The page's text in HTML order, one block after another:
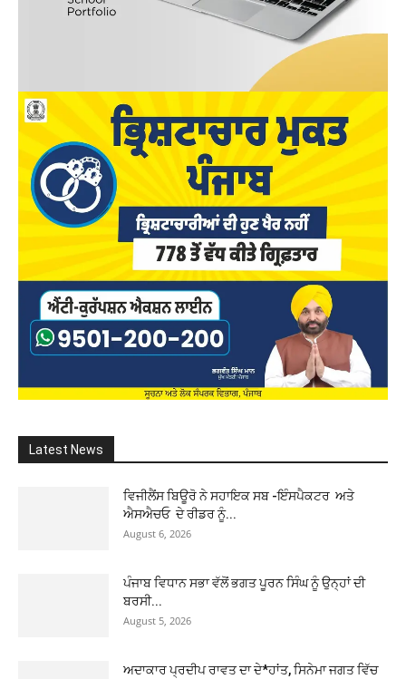
Latest News
ਵਿਜੀਲੈਂਸ ਬਿਊਰੋ ਨੇ ਸਹਾਇਕ ਸਬ -ਇੰਸਪੈਕਟਰ ਅਤੇ
ਐਸਐਚਓ ਦੇ ਰੀਡਰ ਨੂੰ...
August 6, 2026
ਪੰਜਾਬ ਵਿਧਾਨ ਸਭਾ ਵੱਲੋਂ ਭਗਤ ਪੂਰਨ ਸਿੰਘ ਨੂੰ ਉਨ੍ਹਾਂ ਦੀ
ਬਰਸੀ...
August 5, 2026
ਅਦਾਕਾਰ ਪ੍ਰਦੀਪ ਰਾਵਤ ਦਾ ਦੇ*ਹਾਂਤ, ਸਿਨੇਮਾ ਜਗਤ ਵਿੱਚ